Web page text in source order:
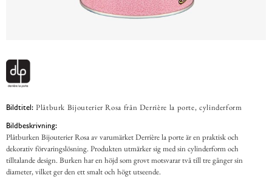
Bildtitel: Plåtburk Bijouterier Rosa från Derrière la porte, cylinderform
Bildbeskrivning:
Plåtburken Bijouterier Rosa av varumärket Derrière la porte är en praktisk och
dekorativ förvaringslösning. Produkten utmärker sig med sin cylinderform och
tilltalande design. Burken har en höjd som grovt motsvarar två till tre gånger sin
diameter, vilket ger den ett smalt och högt utseende.